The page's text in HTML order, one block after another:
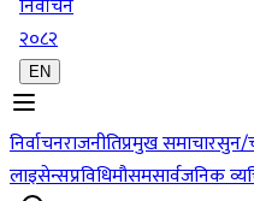
निर्वाचन
२०८२
EN
निर्वाचनराजनीतिप्रमुख समाचारसुन/
लाइसेन्सप्रविधिमौसमसार्वजनिक